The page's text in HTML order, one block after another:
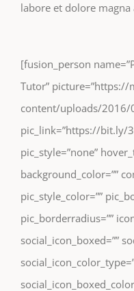
labore et dolore
[fusion_person
Tutor”
content/uploads/2016/
pic_link=”https://bit.ly/
pic_style=”none”
background_color=””
pic_style_color=””
pic_borderradius=””
social_icon_boxed=””